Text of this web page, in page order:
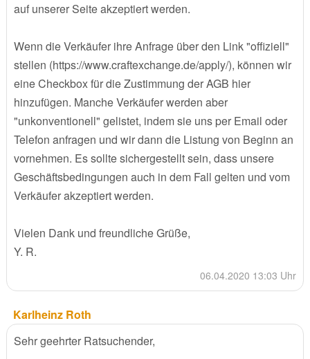
auf unserer Seite akzeptiert werden.
Wenn die Verkäufer ihre Anfrage über den Link "offiziell"
stellen (https://www.craftexchange.de/apply/), können wir
eine Checkbox für die Zustimmung der AGB hier
hinzufügen. Manche Verkäufer werden aber
"unkonventionell" gelistet, indem sie uns per Email oder
Telefon anfragen und wir dann die Listung von Beginn an
vornehmen. Es sollte sichergestellt sein, dass unsere
Geschäftsbedingungen auch in dem Fall gelten und vom
Verkäufer akzeptiert werden.
Vielen Dank und freundliche Grüße,
Y. R.
06.04.2020 13:03 Uhr
Karlheinz Roth
Sehr geehrter Ratsuchender,